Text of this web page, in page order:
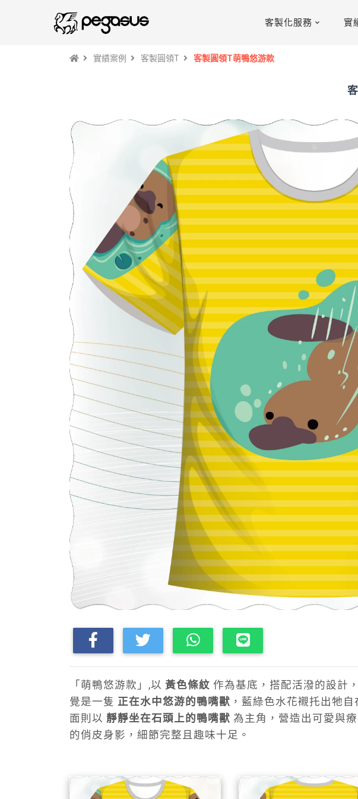
客製化服務 實
實績案例 客製圓領T 客製圓領T萌鴨悠游款
「萌鴨悠游款」,以 黃色條紋 作為基底，搭配活潑的設計
覺是一隻 正在水中悠游的鴨嘴獸 ，藍綠色水花襯托出牠
面則以 靜靜坐在石頭上的鴨嘴獸 為主角，營造出可愛與
的俏皮身影，細節完整且趣味十足。